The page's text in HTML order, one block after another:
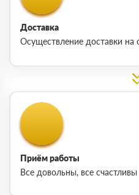
Доставка
Осуществление доставки на
Приём работы
Все довольны, все счастливы